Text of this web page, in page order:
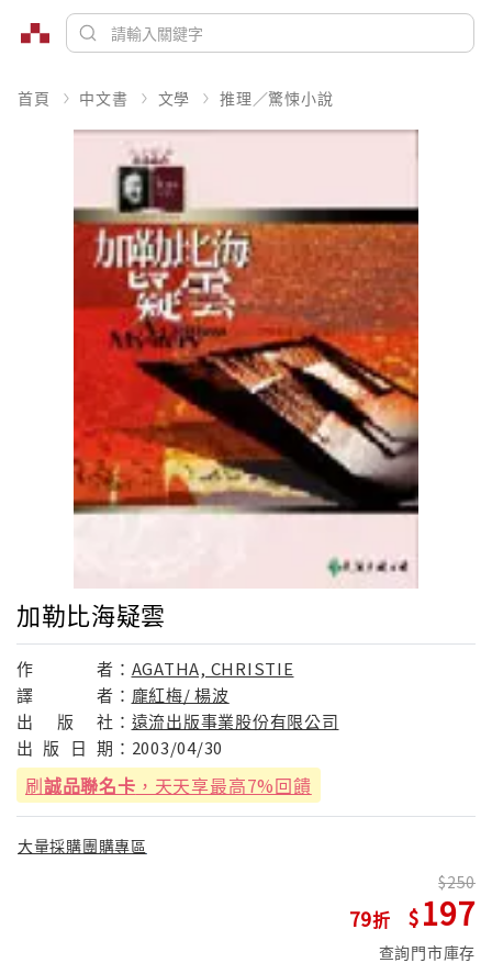
首頁 中文書 文學 推理／驚悚小說
加勒比海疑雲
作 者： AGATHA, CHRISTIE
譯
者： 龐紅梅/ 楊波
出
版 社： 遠流出版事業股份有限公司
出 版 日 期： 2003/04/30
刷誠品聯名卡 ，天天享最高7%回饋
大量採購團購專區
79
250
197
查詢門市庫存